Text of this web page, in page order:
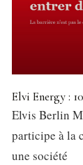
Elvi Energy :
Elvis Berlin
participe à la
une société